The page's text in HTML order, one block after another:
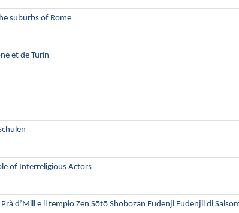
suburbs of Rome
et de Turin
of Interreligious Actors
d’Mill e il tempio Zen Sōtō Shobozan Fudenji Fudenjii di